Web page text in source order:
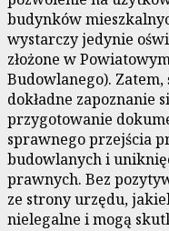
budynków
wystarczy jedynie
złożone w
Budowlanego).
dokładne zapoznanie
przygotowanie
sprawnego przejścia
budowlanych i
prawnych. Bez
ze strony urzędu,
nielegalne i mogą